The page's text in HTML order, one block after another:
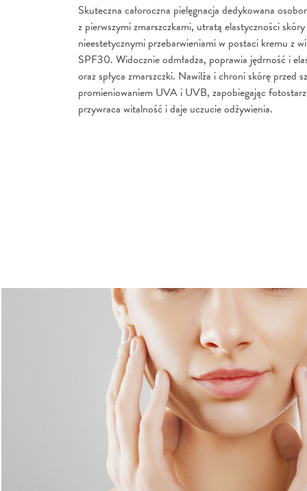
Skuteczna całoroczna pielęgnacja dedykowana
z pierwszymi zmarszczkami, utratą elastyczności
nieestetycznymi przebarwieniami w postaci kremu z
SPF30. Widocznie odmładza, poprawia jędrność i
oraz spłyca zmarszczki. Nawilża i chroni skórę przed
promieniowaniem UVA i UVB, zapobiegając
przywraca witalność i daje uczucie odżywienia.